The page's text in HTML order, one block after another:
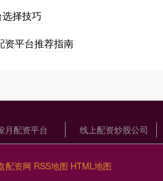
择技巧
资平台推荐指南
月配资平台 线上配资炒股公司
配资网 RSS地图 HTML地图